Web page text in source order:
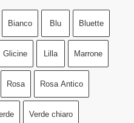
Bianco Blu Bluette
Glicine Lilla Marrone
Rosa Rosa Antico
Verde chiaro